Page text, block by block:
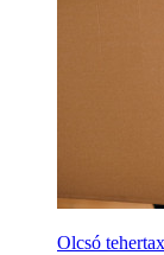
Olcsó